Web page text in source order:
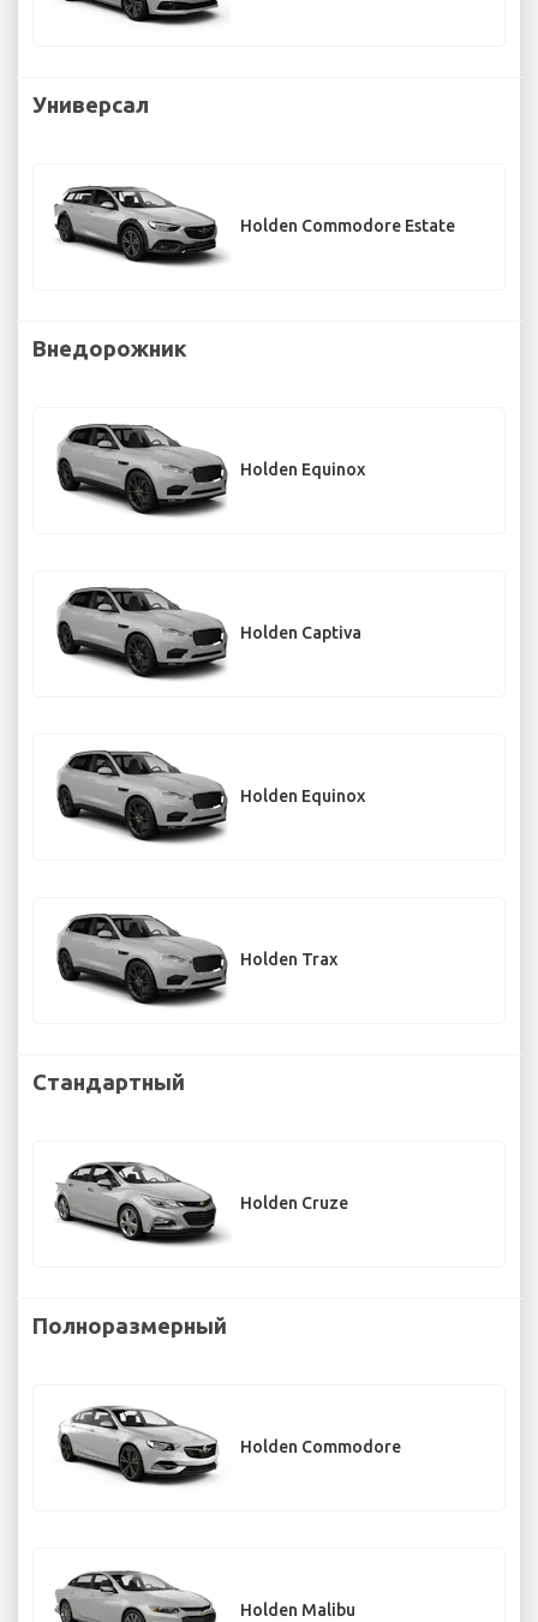
Универсал
Holden Commodore Estate
Внедорожник
Holden Equinox
Holden Captiva
Holden Equinox
Holden Trax
Стандартный
Holden Cruze
Полноразмерный
Holden Commodore
Holden Malibu